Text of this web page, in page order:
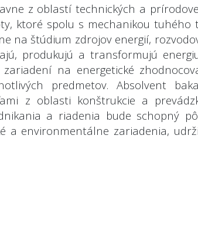
z oblastí technických a
ktoré spolu s mechanikou tuhého
na štúdium zdrojov energií,
produkujú a transformujú
na energetické
predmetov. Absolvent
z oblasti konštrukcie a
a riadenia bude schopný
a environmentálne zariadenia,